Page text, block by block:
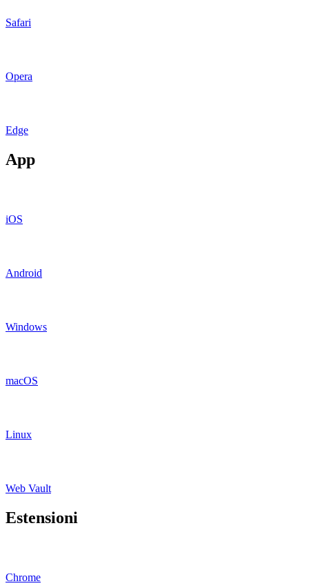
Safari
Opera
Edge
App
iOS
Android
Windows
macOS
Linux
Web Vault
Estensioni
Chrome